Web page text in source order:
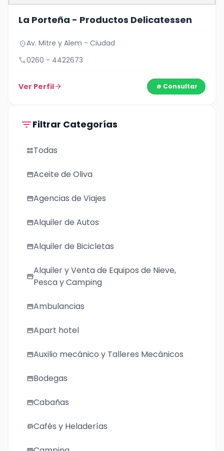
La Porteña - Productos Delicatessen
location_onAv. Mitre y Alem - Ciudad
call0260 - 4422673
Ver Perfilarrow_forward Consultar
filter_listFiltrar Categorías
grid_viewTodas
storefrontAceite de Oliva
storefrontAgencias de Viajes
storefrontAlquiler de Autos
storefrontAlquiler de Bicicletas
storefront
Alquiler y Venta de Equipos de Nieve,
Pesca y Camping
storefrontAmbulancias
storefrontApart hotel
storefrontAuxilio mecánico y Talleres Mecánicos
storefrontBodegas
storefrontCabañas
storeCafés y Heladerías